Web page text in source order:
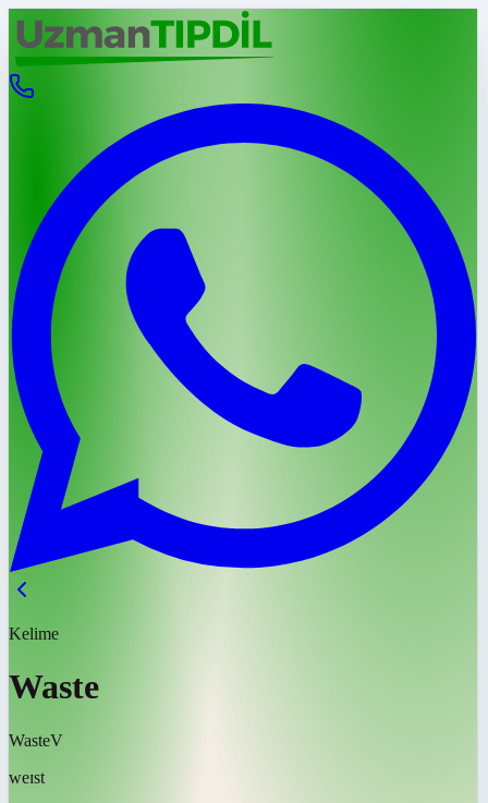
Kelime
Waste
WasteV
weɪst